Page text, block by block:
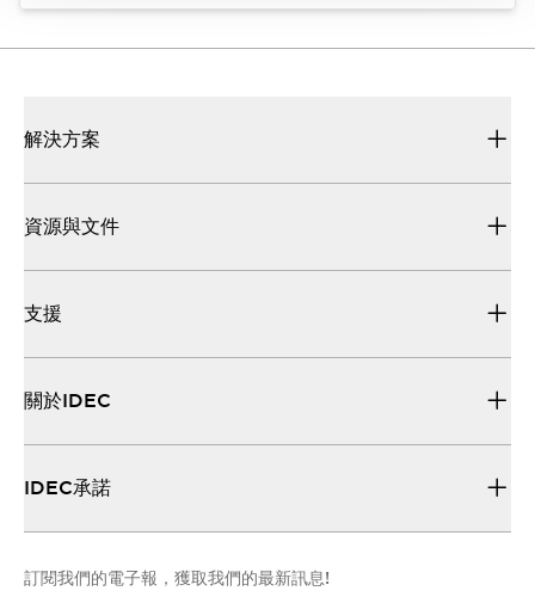
解決方案
資源與文件
支援
關於IDEC
IDEC承諾
訂閱我們的電子報，獲取我們的最新訊息!